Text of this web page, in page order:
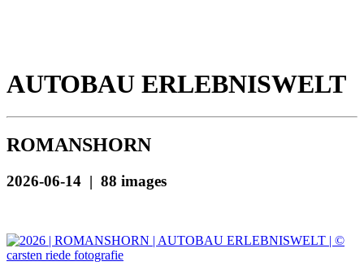
AUTOBAU ERLEBNISWELT
ROMANSHORN
2026-06-14 | 88 images